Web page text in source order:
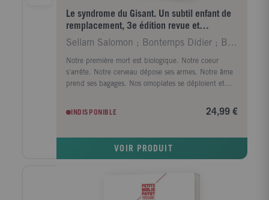
Le syndrome du Gisant. Un subtil enfant de
remplacement, 3e édition revue et
augmentée
Sellam Salomon ; Bontemps Didier ; Berret Daniel
Notre première mort est biologique. Notre coeur
s'arrête. Notre cerveau dépose ses armes. Notre âme
prend ses bagages. Nos omoplates se déploient et
survient ensuite, plus ou moins vite, au moment où
plus personne ne pense à nous. La tombe n'est plus
demeure gravée dans le marbre, notre identité de
date de naissance et celle de notre départ.
Quelquefois, avant cet oubli définitif, les personnes,
concernées par notre décès trop prématuré ou source
INDISPONIBLE 24,99 €
VOIR PRODUIT